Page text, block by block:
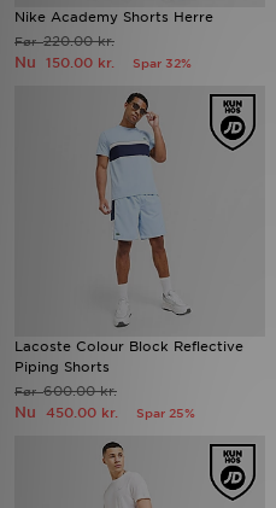
Nike Academy Shorts Herre
Før220.00 kr.
Nu 150.00 kr. Spar 32%
Lacoste Colour Block Reflective
Piping Shorts
Før600.00 kr.
Nu 450.00 kr. Spar 25%